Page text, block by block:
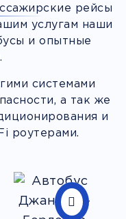
рейсы
услугам наши
и опытные
системами
а так же
и
роутерами.